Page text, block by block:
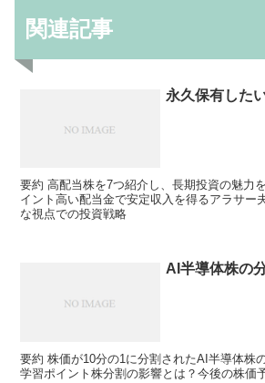
関連記事
永久保有した
要約 高配当株を7つ紹介し、長期投資の魅力
イント高い配当金で安定収入を得るアラサー
な視点での投資戦略
AI半導体株の
要約 株価が10分の1に分割されたAI半導体株
学習ポイント株分割の影響とは？今後の株価